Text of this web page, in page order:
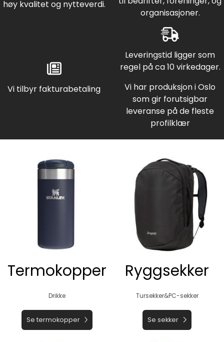
høy kvalitet og nytteverdi.
organisasjoner.
Vi tilbyr fakturabetaling
Leveringstid ligger som
regel på ca 10 virkedager.
Vi har produksjon i Oslo
som gir forutsigbar
leveranse på de fleste
profilklær
Termokopper
Drikke
Se termokopper
Ryggsekker
Tursekker&PC-sekker
Se sekker